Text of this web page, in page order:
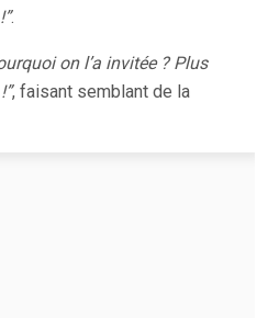
.
on l’a invitée ? Plus
, faisant semblant de la